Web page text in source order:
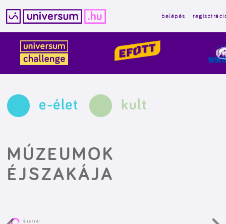
tartalomba
belépés
e-élet kult
MÚZEUMOK
ÉJSZAKÁJA
Szerző: